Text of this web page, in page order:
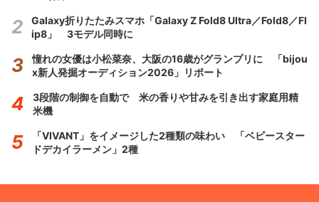
Galaxy折りたたみスマホ「Galaxy Z Fold8 Ultra／Fold8／Fl
ip8」 3モデル同時に
憧れの女優は小松菜奈、大阪の16歳がグランプリに 「bijou
x新人発掘オーディション2026」リポート
3段階の制御を自動で 米の香りや甘みを引き出す家庭用精
米機
「VIVANT」をイメージした2種類の味わい 「ベビースター
ドデカイラーメン」2種